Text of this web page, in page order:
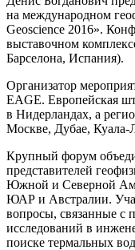
на международном
Geoscience 2016».
выставочном
Барселона, Испания).
Организатор
EAGE. Европейская
в Нидерландах, а
Москве, Дубае, Куала-
Крупный форум
представителей
Южной и Северной
ЮАР и Австралии.
вопросы, связанные с
исследований в
поиске термальных